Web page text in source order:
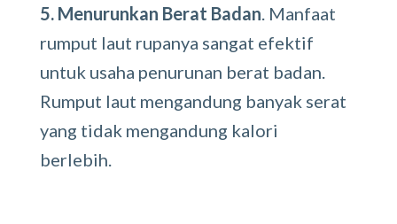
5. Menurunkan Berat Badan . Manfaat
rumput laut rupanya sangat efektif
untuk usaha penurunan berat badan.
Rumput laut mengandung banyak serat
yang tidak mengandung kalori
berlebih.